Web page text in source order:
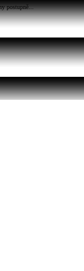
postupně...